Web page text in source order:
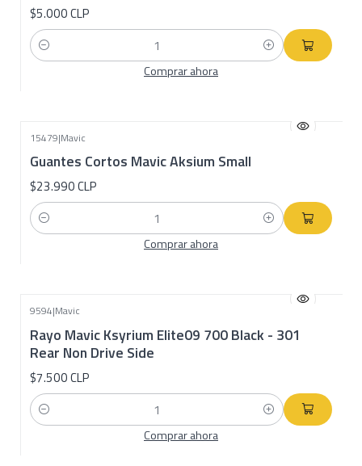
$5.000 CLP
Cantidad
Comprar ahora
15479|Mavic
Guantes Cortos Mavic Aksium Small
$23.990 CLP
Cantidad
Comprar ahora
9594|Mavic
Rayo Mavic Ksyrium Elite09 700 Black - 301
Rear Non Drive Side
$7.500 CLP
Cantidad
Comprar ahora